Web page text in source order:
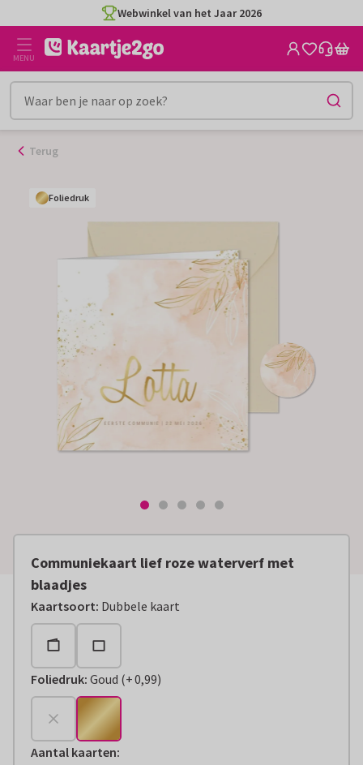
naar
inhoud
Webwinkel van het Jaar 2026
MENU
Terug
Foliedruk
Foliedruk
Foliedruk
Foliedruk
Foliedruk
Communiekaart lief roze waterverf met
blaadjes
Kaartsoort: Dubbele kaart
Foliedruk: Goud (
+€ 0,99
+0,99)
Aantal kaarten: